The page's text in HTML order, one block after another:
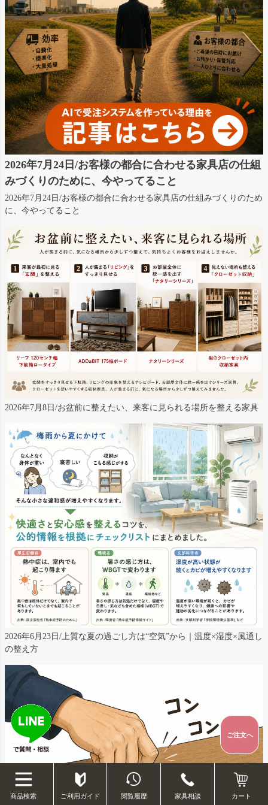
2026年7月24日/お客様の都合に合わせる家具店の仕組
みづくりのために、今やってること
2026年7月24日/お客様の都合に合わせる家具店の仕組みづくりのため
に、今やってること
2026年7月8日/お盆前に整えたい、来客に見られる場所を整える家具
2026年6月23日/上質な夏の過ごし方は“空気”から｜温度×湿度×風通し
の整え方
商品検索 ご利用ガイド 閲覧履歴 家具相談 カート
ご注文へ